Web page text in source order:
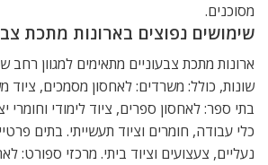
מסוכנים.
שימושים נפוצים בארונות מתכת
ארונות מתכת צבעוניים מתאימים למגוון רחב
שונות, כולל: משרדים: לאחסון מסמכים, ציוד
בתי ספר: לאחסון ספרים, ציוד לימודי וחומרי
כלי עבודה, חומרים וציוד תעשייתי. בתים
נעליים, צעצועים וציוד ביתי. מרכזי ספורט: